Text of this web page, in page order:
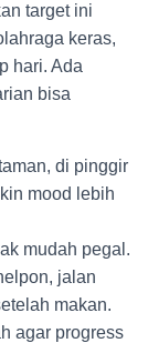
target ini
keras,
hari. Ada
bisa
di pinggir
mood lebih
mudah pegal.
jalan
makan.
agar progress